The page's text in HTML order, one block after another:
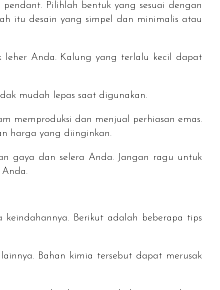
pendant. Pilihlah bentuk yang sesuai dengan
itu desain yang simpel dan minimalis atau
leher Anda. Kalung yang terlalu kecil dapat
mudah lepas saat digunakan.
memproduksi dan menjual perhiasan emas.
harga yang diinginkan.
gaya dan selera Anda. Jangan ragu untuk
Berikut adalah beberapa tips
Bahan kimia tersebut dapat merusak